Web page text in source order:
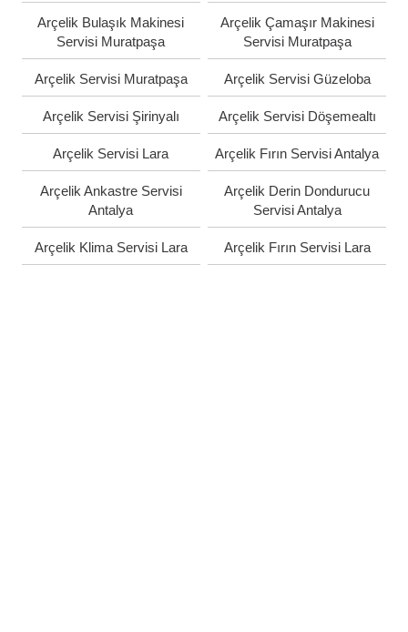
Arçelik Bulaşık Makinesi
Servisi Muratpaşa
Arçelik Çamaşır Makinesi
Servisi Muratpaşa
Arçelik Servisi Muratpaşa Arçelik Servisi Güzeloba
Arçelik Servisi Şirinyalı Arçelik Servisi Döşemealtı
Arçelik Servisi Lara Arçelik Fırın Servisi Antalya
Arçelik Ankastre Servisi
Antalya
Arçelik Derin Dondurucu
Servisi Antalya
Arçelik Klima Servisi Lara Arçelik Fırın Servisi Lara